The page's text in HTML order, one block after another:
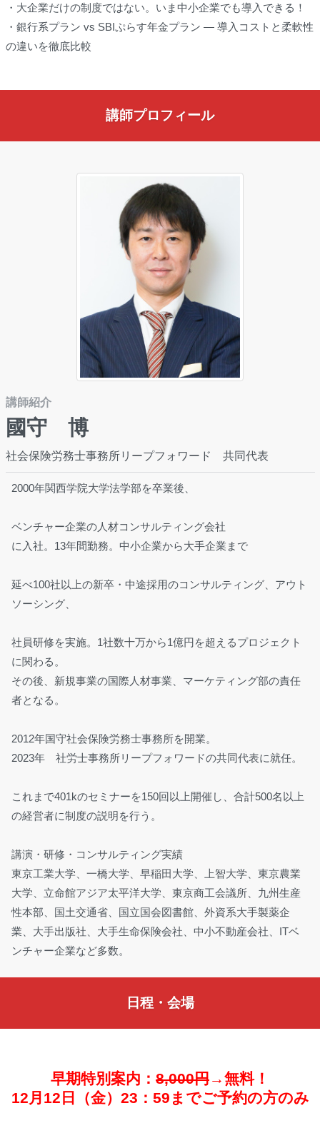
・大企業だけの制度ではない。いま中小企業でも導入できる！
・銀行系プラン vs SBIぷらす年金プラン ― 導入コストと柔軟性
の違いを徹底比較
講師プロフィール
講師紹介
國守 博
社会保険労務士事務所リープフォワード 共同代表
2000年関西学院大学法学部を卒業後、
ベンチャー企業の人材コンサルティング会社
に入社。13年間勤務。中小企業から大手企業まで
延べ100社以上の新卒・中途採用のコンサルティング、アウト
ソーシング、
社員研修を実施。1社数十万から1億円を超えるプロジェクト
に関わる。
その後、新規事業の国際人材事業、マーケティング部の責任
者となる。
2012年国守社会保険労務士事務所を開業。
2023年 社労士事務所リープフォワードの共同代表に就任。
これまで401kのセミナーを150回以上開催し、合計500名以上
の経営者に制度の説明を行う。
講演・研修・コンサルティング実績
東京工業大学、一橋大学、早稲田大学、上智大学、東京農業
大学、立命館アジア太平洋大学、東京商工会議所、九州生産
性本部、国土交通省、国立国会図書館、外資系大手製薬企
業、大手出版社、大手生命保険会社、中小不動産会社、ITベ
ンチャー企業など多数。
日程・会場
早期特別案内： 8,000円→無料！
12 月12日（金）23：59までご予約の方のみ